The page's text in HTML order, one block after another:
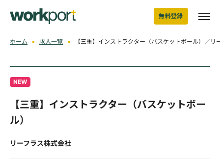
無料登録
ホーム 求人一覧 【三重】インストラクター（バスケットボール）／リ
NEW
【三重】インストラクター（バスケットボー
ル）
リーフラス株式会社